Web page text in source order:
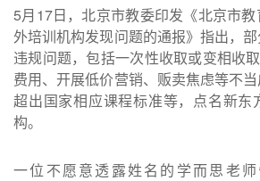
5月17日，北京市教委印发《北京市
外培训机构发现问题的通报》指出，
违规问题，包括一次性收取或变相收
费用、开展低价营销、贩卖焦虑等不
超出国家相应课程标准等，点名新东
构。
一位不愿意透露姓名的学而思老